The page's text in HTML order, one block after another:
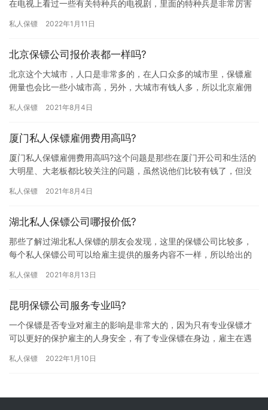
在电视上看过一些有关特种兵的电视剧，里面的特种兵是非常厉害
友…
私人保镖 2022年1月11日
北京保镖公司报价表都一样吗?
北京这个大城市，人口是非常多的，在人口众多的城市里，保镖雇
佣量也会比一些小城市高，另外，大城市有钱人多，所以北京雇佣
北京保…
私人保镖 2021年8月4日
厦门私人保镖雇佣费用高吗?
厦门私人保镖雇佣费用高吗?这个问题是那些在厦门开公司和生活的
大明星、大老板都比较关注的问题，虽然说他们比较有钱了，但没
厦门…
私人保镖 2021年8月4日
湖北私人保镖公司哪报价低?
那些了解过湖北私人保镖的朋友会发现，这里的保镖公司比较多，
每个私人保镖公司可以给雇主提供的服务内容不一样，所以给出的
司合作…
私人保镖 2021年8月13日
昆明保镖公司服务专业吗?
一个保镖是否专业对雇主的影响是非常大的，因为只有专业保镖才
可以更好的保护雇主的人身安全，有了专业保镖在身边，雇主在遇
的，那昆…
私人保镖 2022年1月10日